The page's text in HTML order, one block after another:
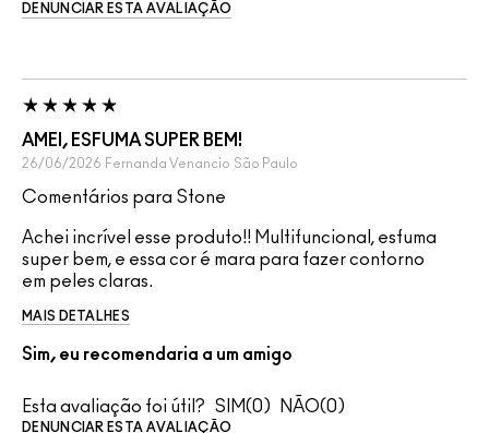
DENUNCIAR ESTA AVALIAÇÃO
AMEI, ESFUMA SUPER BEM!
26/06/2026 Fernanda Venancio São Paulo
Comentários para Stone
Achei incrível esse produto!! Multifuncional, esfuma
super bem, e essa cor é mara para fazer contorno
em peles claras.
MAIS DETALHES
Sim, eu recomendaria a um amigo
Esta avaliação foi útil? 0 0
DENUNCIAR ESTA AVALIAÇÃO